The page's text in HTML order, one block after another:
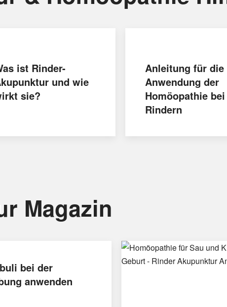
ist Rinder-
und wie
sie?
Anleitung für die
Anwendung der
Homöopathie bei
Rindern
Magazin
bei der
anwenden